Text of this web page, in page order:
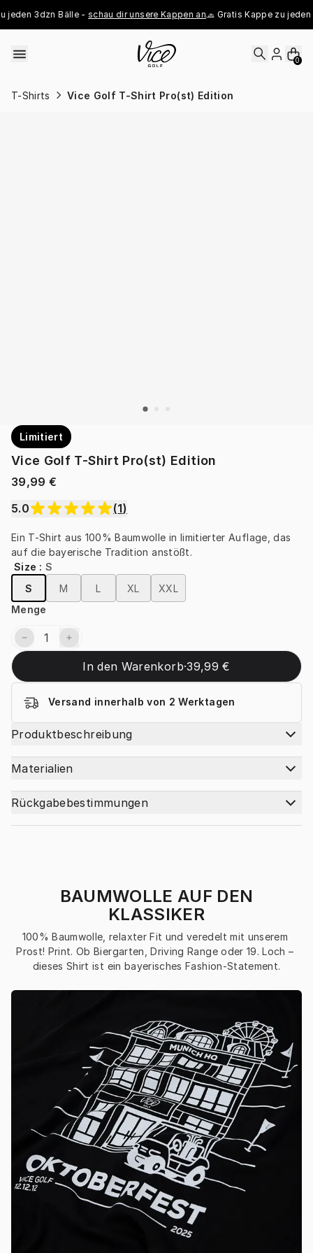
jeden 3dzn Bälle - schau dir unsere Kappen an🧢 Gratis Kappe zu jeden
0
T-Shirts Vice Golf T-Shirt Pro(st) Edition
Limitiert
Vice Golf T-Shirt Pro(st) Edition
39,99 €
5.0
(1)
Ein T-Shirt aus 100% Baumwolle in limitierter Auflage, das
auf die bayerische Tradition anstößt.
Size :S
S
M L XL
XXL
Menge
In den Warenkorb·39,99 €
Versand innerhalb von 2 Werktagen
Produktbeschreibung
Materialien
Rückgabebestimmungen
BAUMWOLLE AUF DEN
KLASSIKER
100% Baumwolle, relaxter Fit und veredelt mit unserem
Prost! Print. Ob Biergarten, Driving Range oder 19. Loch –
dieses Shirt ist ein bayerisches Fashion-Statement.